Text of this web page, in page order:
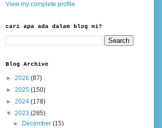
View my complete profile
cari apa ada dalam blog ni?
Blog Archive
► 2026 (87)
► 2025 (150)
► 2024 (178)
▼ 2023 (285)
►
December(15)